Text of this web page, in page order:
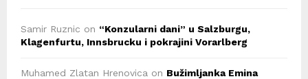
Samir Ruznic on “Konzularni dani” u Salzburgu,
Klagenfurtu, Innsbrucku i pokrajini Vorarlberg
Muhamed Zlatan Hrenovica on Bužimljanka Emina